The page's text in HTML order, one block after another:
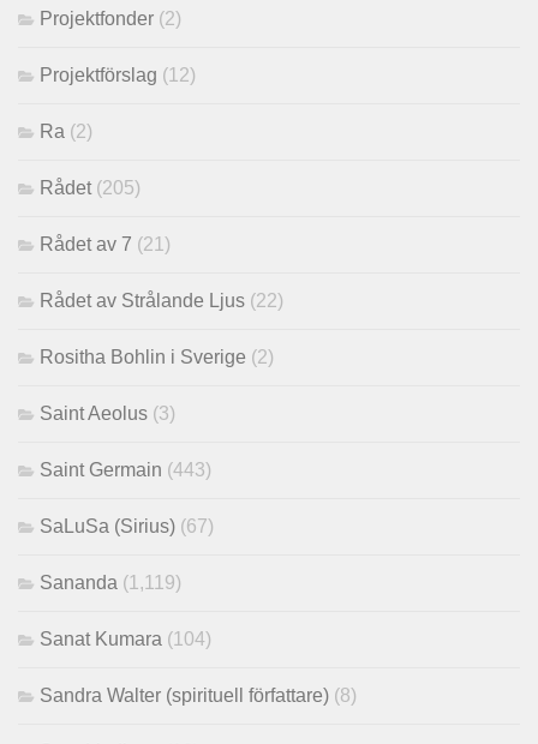
Projektfonder (2)
Projektförslag (12)
Ra (2)
Rådet (205)
Rådet av 7 (21)
Rådet av Strålande Ljus (22)
Rositha Bohlin i Sverige (2)
Saint Aeolus (3)
Saint Germain (443)
SaLuSa (Sirius) (67)
Sananda (1,119)
Sanat Kumara (104)
Sandra Walter (spirituell författare) (8)